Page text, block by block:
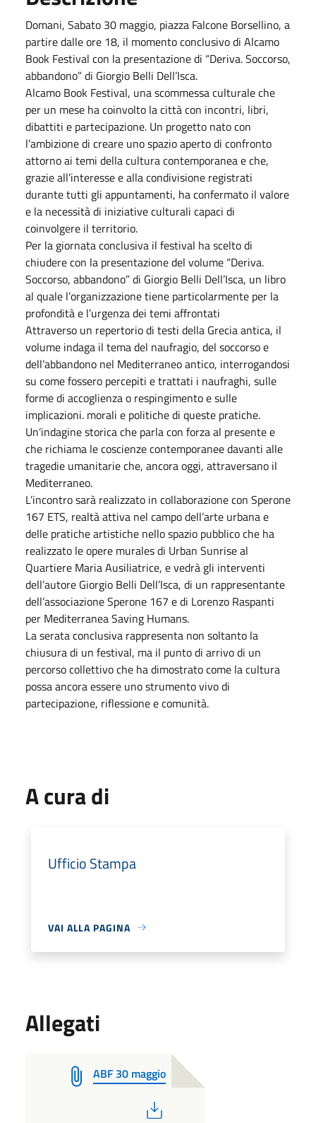
Domani, Sabato 30 maggio, piazza Falcone Borsellino, a
partire dalle ore 18, il momento conclusivo di Alcamo
Book Festival con la presentazione di “Deriva. Soccorso,
abbandono” di Giorgio Belli Dell’Isca.
Alcamo Book Festival, una scommessa culturale che
per un mese ha coinvolto la città con incontri, libri,
dibattiti e partecipazione. Un progetto nato con
l’ambizione di creare uno spazio aperto di confronto
attorno ai temi della cultura contemporanea e che,
grazie all’interesse e alla condivisione registrati
durante tutti gli appuntamenti, ha confermato il valore
e la necessità di iniziative culturali capaci di
coinvolgere il territorio.
Per la giornata conclusiva il festival ha scelto di
chiudere con la presentazione del volume “Deriva.
Soccorso, abbandono” di Giorgio Belli Dell’Isca, un libro
al quale l’organizzazione tiene particolarmente per la
profondità e l’urgenza dei temi affrontati
Attraverso un repertorio di testi della Grecia antica, il
volume indaga il tema del naufragio, del soccorso e
dell’abbandono nel Mediterraneo antico, interrogandosi
su come fossero percepiti e trattati i naufraghi, sulle
forme di accoglienza o respingimento e sulle
implicazioni. morali e politiche di queste pratiche.
Un’indagine storica che parla con forza al presente e
che richiama le coscienze contemporanee davanti alle
tragedie umanitarie che, ancora oggi, attraversano il
Mediterraneo.
L’incontro sarà realizzato in collaborazione con Sperone
167 ETS, realtà attiva nel campo dell’arte urbana e
delle pratiche artistiche nello spazio pubblico che ha
realizzato le opere murales di Urban Sunrise al
Quartiere Maria Ausiliatrice, e vedrà gli interventi
dell’autore Giorgio Belli Dell’Isca, di un rappresentante
dell’associazione Sperone 167 e di Lorenzo Raspanti
per Mediterranea Saving Humans.
La serata conclusiva rappresenta non soltanto la
chiusura di un festival, ma il punto di arrivo di un
percorso collettivo che ha dimostrato come la cultura
possa ancora essere uno strumento vivo di
partecipazione, riflessione e comunità.
A cura di
Ufficio Stampa
VAI ALLA PAGINA
Allegati
ABF 30 maggio